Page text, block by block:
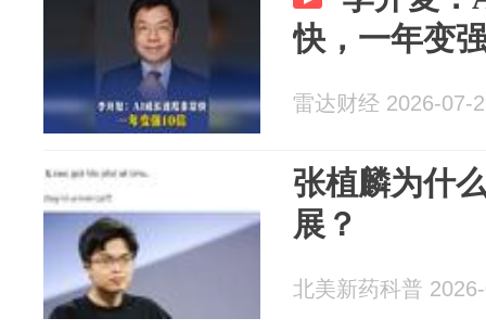
快，一年变
雷达财经 2026-07-
张植麟为什
展？
北美新药科普